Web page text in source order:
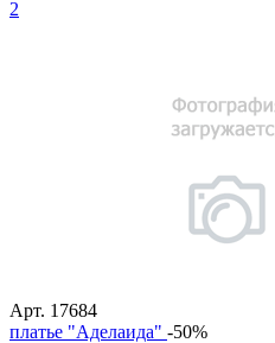
2
Арт. 17684
платье "Аделаида" -50%